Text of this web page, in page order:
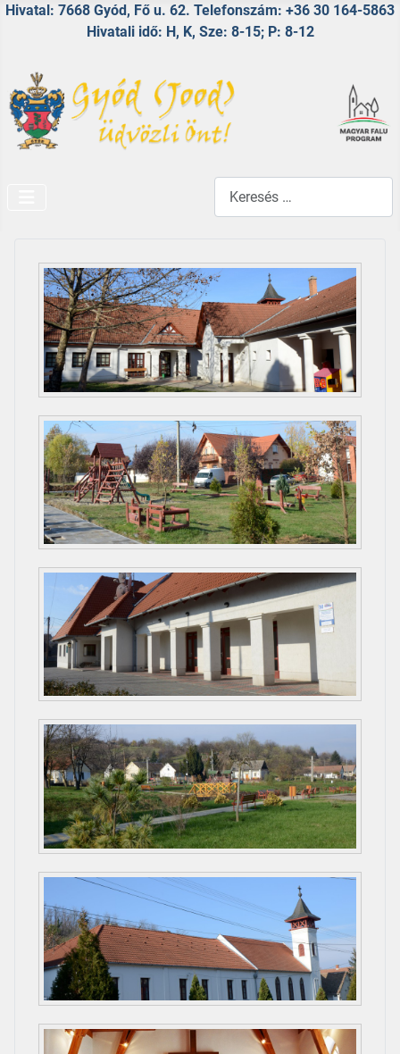
Hivatal: 7668 Gyód, Fő u. 62. Telefonszám: +36 30 164-5863
Hivatali idő: H, K, Sze: 8-15; P: 8-12